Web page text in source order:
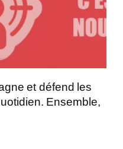
et défend les
Ensemble,